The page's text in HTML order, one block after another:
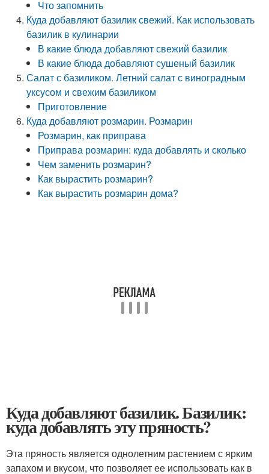
Что запомнить
Куда добавляют базилик свежий. Как использовать
базилик в кулинарии
В какие блюда добавляют свежий базилик
В какие блюда добавляют сушеный базилик
Салат с базиликом. Летний салат с виноградным
уксусом и свежим базиликом
Приготовление
Куда добавляют розмарин. Розмарин
Розмарин, как приправа
Приправа розмарин: куда добавлять и сколько
Чем заменить розмарин?
Как вырастить розмарин?
Как вырастить розмарин дома?
Куда добавляют базилик. Базилик:
куда добавлять эту пряность?
Эта пряность является однолетним растением с ярким
запахом и вкусом, что позволяет ее использовать как в